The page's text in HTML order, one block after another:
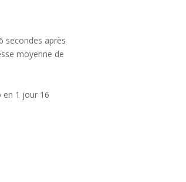
secondes après
moyenne de
en 1 jour 16